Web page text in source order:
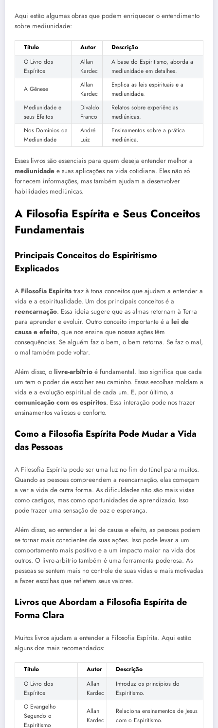
Aqui estão algumas obras que podem enriquecer o entendimento
sobre mediunidade:
Título Autor
Descrição
O Livro dos
Espíritos
Allan
Kardec
A base do Espiritismo, aborda a
mediunidade em detalhes.
A Gênese
Allan
Kardec
Explica as leis espirituais e a
mediunidade.
Mediunidade e
seus Efeitos
Divaldo
Franco
Relatos sobre experiências
mediúnicas.
Nos Domínios da
Mediunidade
André
Luiz
Ensinamentos sobre a prática
mediúnica.
Esses livros são essenciais para quem deseja entender melhor a
mediunidade e suas aplicações na vida cotidiana. Eles não só
fornecem informações, mas também ajudam a desenvolver
habilidades mediúnicas.
A Filosofia Espírita e Seus Conceitos
Fundamentais
Principais Conceitos do Espiritismo
Explicados
A Filosofia Espírita traz à tona conceitos que ajudam a entender a
vida e a espiritualidade. Um dos principais conceitos é a
reencarnação. Essa ideia sugere que as almas retornam à Terra
para aprender e evoluir. Outro conceito importante é a lei de
causa e efeito, que nos ensina que nossas ações têm
consequências. Se alguém faz o bem, o bem retorna. Se faz o mal,
o mal também pode voltar.
Além disso, o livre-arbítrio é fundamental. Isso significa que cada
um tem o poder de escolher seu caminho. Essas escolhas moldam a
vida e a evolução espiritual de cada um. E, por último, a
comunicação com os espíritos. Essa interação pode nos trazer
ensinamentos valiosos e conforto.
Como a Filosofia Espírita Pode Mudar a Vida
das Pessoas
A Filosofia Espírita pode ser uma luz no fim do túnel para muitos.
Quando as pessoas compreendem a reencarnação, elas começam
a ver a vida de outra forma. As dificuldades não são mais vistas
como castigos, mas como oportunidades de aprendizado. Isso
pode trazer uma sensação de paz e esperança.
Além disso, ao entender a lei de causa e efeito, as pessoas podem
se tornar mais conscientes de suas ações. Isso pode levar a um
comportamento mais positivo e a um impacto maior na vida dos
outros. O livre-arbítrio também é uma ferramenta poderosa. As
pessoas se sentem mais no controle de suas vidas e mais motivadas
a fazer escolhas que refletem seus valores.
Livros que Abordam a Filosofia Espírita de
Forma Clara
Muitos livros ajudam a entender a Filosofia Espírita. Aqui estão
alguns dos mais recomendados:
Título Autor
Descrição
O Livro dos
Espíritos
Allan
Kardec
Introduz os princípios do
Espiritismo.
O Evangelho
Segundo o
Espiritismo
Allan
Kardec
Relaciona ensinamentos de Jesus
com o Espiritismo.